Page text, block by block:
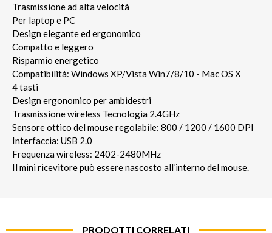
Trasmissione ad alta velocità
Per laptop e PC
Design elegante ed ergonomico
Compatto e leggero
Risparmio energetico
Compatibilità: Windows XP/Vista Win7/8/10 - Mac OS X
4 tasti
Design ergonomico per ambidestri
Trasmissione wireless Tecnologia 2.4GHz
Sensore ottico del mouse regolabile: 800 / 1200 / 1600 DPI
Interfaccia: USB 2.0
Frequenza wireless: 2402-2480MHz
Il mini ricevitore può essere nascosto all‘interno del mouse.
PRODOTTI CORRELATI